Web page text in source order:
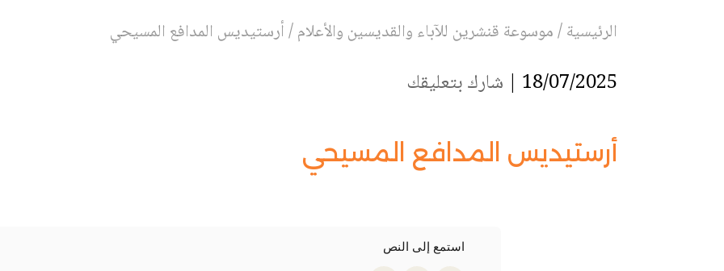
الرئيسية/موسوعة قنشرين للآباء والقديسين والأعلام/أرستيديس المدافع المسيحي
18/07/2025 | شارك بتعليقك
أرستيديس المدافع المسيحي
استمع إلى النص